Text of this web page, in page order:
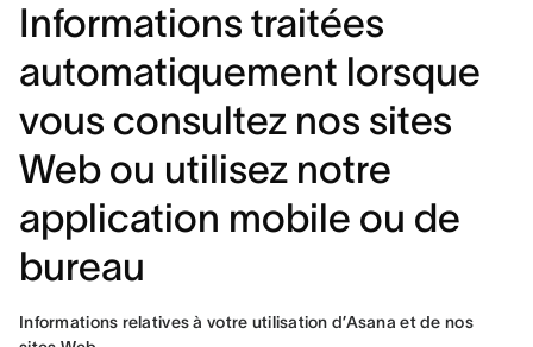
Informations traitées
automatiquement lorsque
vous consultez nos sites
Web ou utilisez notre
application mobile ou de
bureau
Informations relatives à votre utilisation d’Asana et de nos